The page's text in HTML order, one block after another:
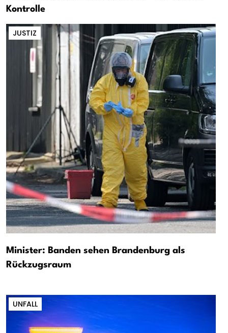
Kontrolle
JUSTIZ
Minister: Banden sehen Brandenburg als
Rückzugsraum
UNFALL